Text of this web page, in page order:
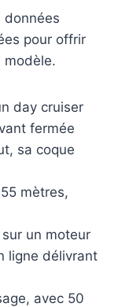
données
pour offrir
modèle.
day cruiser
fermée
sa coque
mètres,
un moteur
ligne délivrant
avec 50